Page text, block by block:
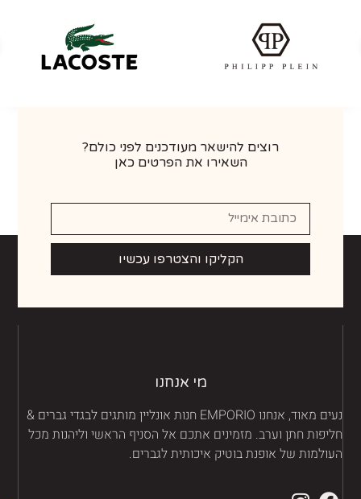
רוצים להישאר מעודכנים לפני כולם?
השאירו את הפרטים כאן
הקליקו והצטרפו עכשיו
מי אנחנו
נעים מאוד, אנחנו EMPORIO חנות אונליין מותגים לבגדי גברים &
חתן וערב. מזמינים אתכם אל הסניף הראשי וליהנות מכל
של אופנת בוטיק איכותית לגברים.